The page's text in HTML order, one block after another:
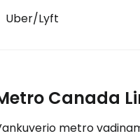
Uber/Lyft
Canada
metro